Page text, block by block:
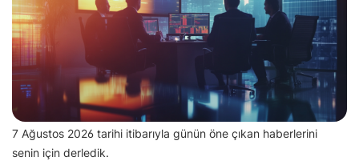
7 Ağustos 2026 tarihi itibarıyla günün öne çıkan haberlerini
senin için derledik.